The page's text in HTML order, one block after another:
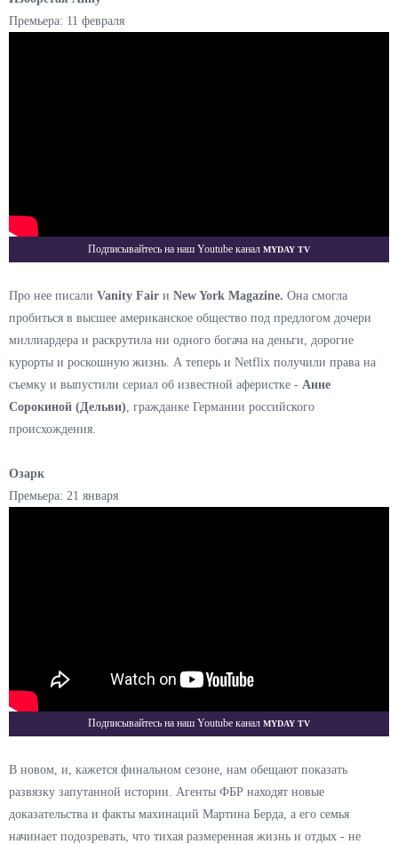
Премьера: 11 февраля
Подписывайтесь на наш Youtube канал Myday TV
Про нее писали Vanity Fair и New York Magazine. Она смогла
пробиться в высшее американское общество под предлогом дочери
миллиардера и раскрутила ни одного богача на деньги, дорогие
курорты и роскошную жизнь. А теперь и Netflix получили права на
съемку и выпустили сериал об известной аферистке - Анне
Сорокиной (Дельви) , гражданке Германии российского
происхождения.
Озарк
Премьера: 21 января
Подписывайтесь на наш Youtube канал Myday TV
В новом, и, кажется финальном сезоне, нам обещают показать
развязку запутанной истории. Агенты ФБР находят новые
доказательства и факты махинаций Мартина Берда, а его семья
начинает подозревать, что тихая размеренная жизнь и отдых - не